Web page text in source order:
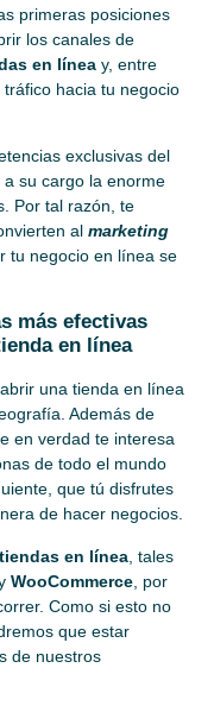
primeras posiciones
los canales de
en línea y, entre
hacia tu negocio
exclusivas del
a su cargo la enorme
Por tal razón, te
al marketing
tu negocio en línea se
más efectivas
en línea
una tienda en línea
Además de
en verdad te interesa
de todo el mundo
que tú disfrutes
de hacer negocios.
tiendas en línea , tales
WooCommerce , por
Como si esto no
que estar
de nuestros